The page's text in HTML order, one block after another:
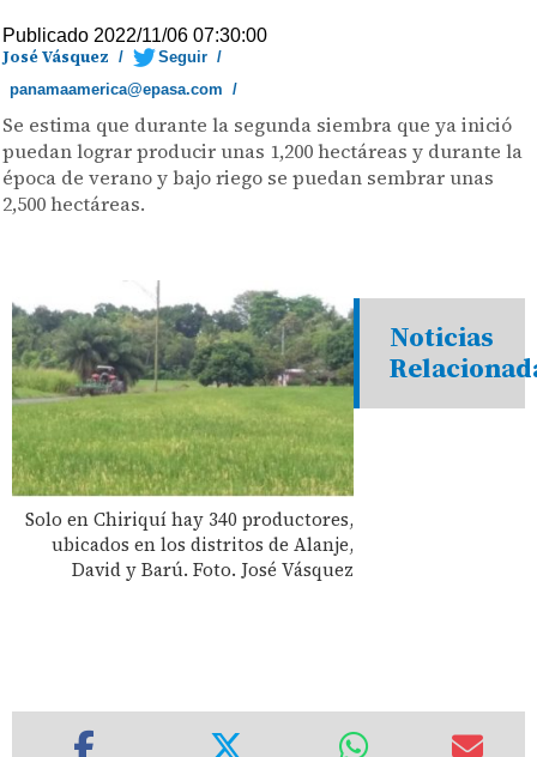
Publicado 2022/11/06 07:30:00
José Vásquez / Seguir /
panamaamerica@epasa.com /
Se estima que durante la segunda siembra que ya inició
puedan lograr producir unas 1,200 hectáreas y durante la
época de verano y bajo riego se puedan sembrar unas
2,500 hectáreas.
Solo en Chiriquí hay 340 productores,
ubicados en los distritos de Alanje,
David y Barú. Foto. José Vásquez
Noticias